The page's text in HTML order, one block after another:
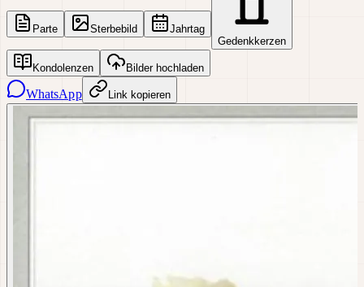
Parte Sterbebild
Jahrtag
Gedenkkerzen
Kondolenzen Bilder hochladen
WhatsApp Link kopieren